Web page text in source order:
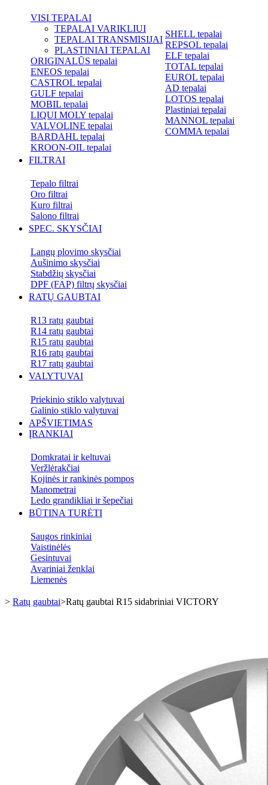
VISI TEPALAI
TEPALAI VARIKLIUI
TEPALAI TRANSMISIJAI
PLASTINIAI TEPALAI
ORIGINALŪS tepalai
ENEOS tepalai
CASTROL tepalai
GULF tepalai
MOBIL tepalai
LIQUI MOLY tepalai
VALVOLINE tepalai
BARDAHL tepalai
KROON-OIL tepalai
SHELL tepalai
REPSOL tepalai
ELF tepalai
TOTAL tepalai
EUROL tepalai
AD tepalai
LOTOS tepalai
Plastiniai tepalai
MANNOL tepalai
COMMA tepalai
FILTRAI
Tepalo filtrai
Oro filtrai
Kuro filtrai
Salono filtrai
SPEC. SKYSČIAI
Langų plovimo skysčiai
Aušinimo skysčiai
Stabdžių skysčiai
DPF (FAP) filtrų skysčiai
RATŲ GAUBTAI
R13 ratų gaubtai
R14 ratų gaubtai
R15 ratų gaubtai
R16 ratų gaubtai
R17 ratų gaubtai
VALYTUVAI
Priekinio stiklo valytuvai
Galinio stiklo valytuvai
APŠVIETIMAS
ĮRANKIAI
Domkratai ir keltuvai
Veržlėrakčiai
Kojinės ir rankinės pompos
Manometrai
Ledo grandikliai ir šepečiai
BŪTINA TURĖTI
Saugos rinkiniai
Vaistinėlės
Gesintuvai
Avariniai ženklai
Liemenės
> Ratų gaubtai>Ratų gaubtai R15 sidabriniai VICTORY